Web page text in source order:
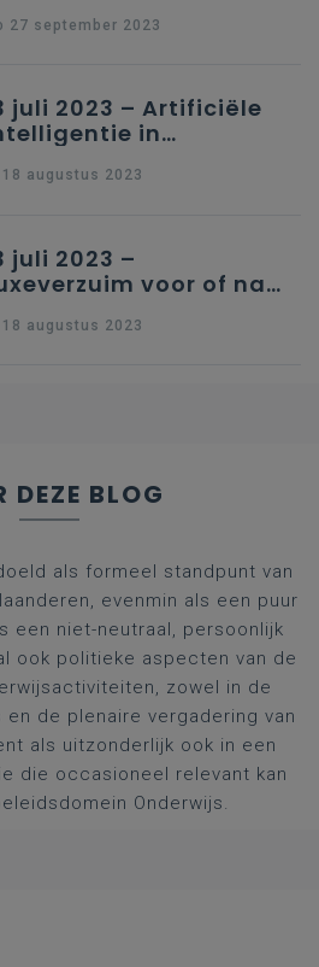
27 september 2023
juli 2023 – Artificiële
in
18 augustus 2023
juli 2023 –
voor of na
18 augustus 2023
DEZE BLOG
als formeel standpunt van
evenmin als een puur
een niet-neutraal, persoonlijk
ook politieke aspecten van de
zowel in de
en de plenaire vergadering van
als uitzonderlijk ook in een
die occasioneel relevant kan
Onderwijs.